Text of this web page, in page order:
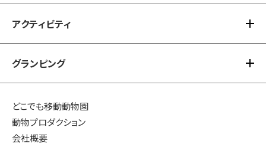
カテゴリーなし
イベント・体験 TOP
プレミアム体験
アクティビティ
アクティビティ TOP
冬のアクティビティ
グランピング
グランピング TOP
北海道アニマルグランピング
どこでも移動動物園
動物プロダクション
会社概要